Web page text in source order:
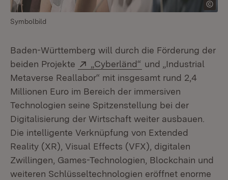
Symbolbild
Baden-Württemberg will durch die Förderung der
beiden Projekte
Extern:
„Cyberländ“ (Öffnet in neuem
und „Industrial
Metaverse Reallabor“ mit insgesamt rund 2,4
Millionen Euro im Bereich der immersiven
Technologien seine Spitzenstellung bei der
Digitalisierung der Wirtschaft weiter ausbauen.
Die intelligente Verknüpfung von Extended
Reality (XR), Visual Effects (VFX), digitalen
Zwillingen, Games-Technologien, Blockchain und
weiteren Schlüsseltechnologien eröffnet enorme